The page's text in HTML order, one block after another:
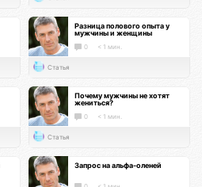
Разница полового опыта у
мужчины и женщины
0 < 1 мин.
Статья
Почему мужчины не хотят
жениться?
0 < 1 мин.
Статья
Запрос на альфа-оленей